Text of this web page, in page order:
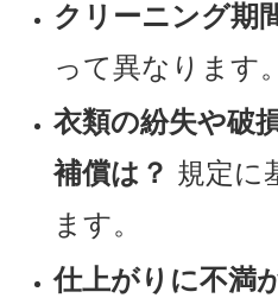
クリーニング期
って異なります。
衣類の紛失や破
補償は？ 規定に
ます。
仕上がりに不満